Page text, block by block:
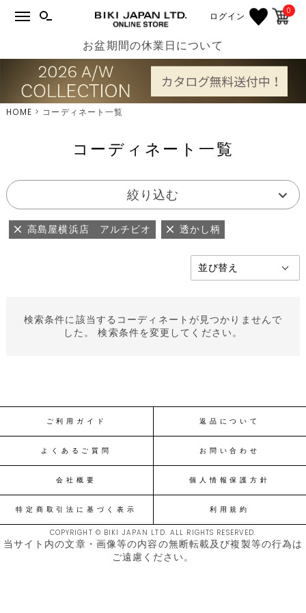
ログイン 0
お盆期間の休業日について
HOME コーディネート一覧
コーディネート一覧
絞り込む
高島屋横浜店 アルチビオ 透かし柄
検索条件に該当するコーディネートが見つかりませんで
した。 検索条件を変更してください。
ご利用ガイド 返品について
よくあるご質問 お問い合わせ
会社概要 個人情報保護方針
特定商取引法に基づく表示 利用規約
COPYRIGHT © BIKI JAPAN LTD. ALL RIGHTS RESERVED.
当サイト内の文章・画像等の内容の無断転載及び複製等の行為は
ご遠慮ください。